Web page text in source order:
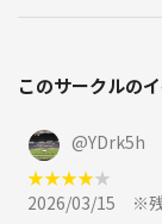
このサークルの
@YDrk5h
★★★★★
2026/03/15
※残り5